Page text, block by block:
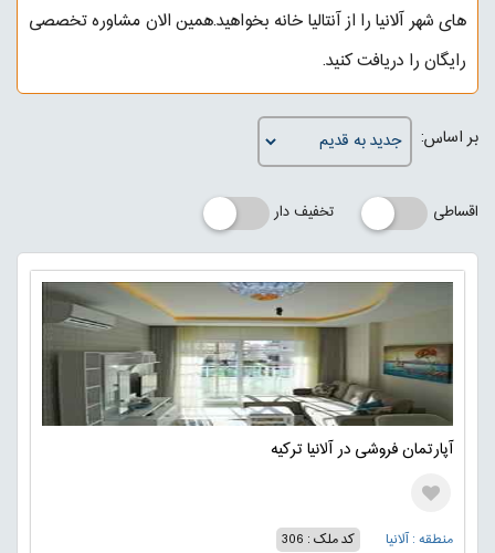
های شهر آلانیا را از آنتالیا خانه بخواهید.همین الان مشاوره تخصصی
رایگان را دریافت کنید.
بر اساس:
اقساطی تخفیف دار
آپارتمان فروشی در آلانیا ترکیه
منطقه : آلانیا
کد ملک : 306